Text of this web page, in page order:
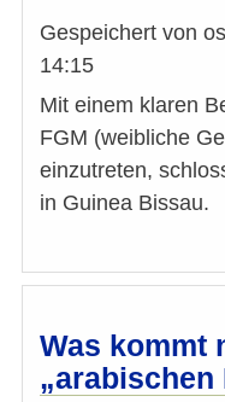
Gespeichert von
14:15
Mit einem klaren
FGM (weibliche
einzutreten,
in Guinea Bissau.
Was kommt
„arabischen